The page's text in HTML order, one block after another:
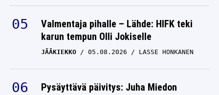
Valmentaja pihalle – Lähde: HIFK teki
karun tempun Olli Jokiselle
JÄÄKIEKKO 05.08.2026 LASSE HONKANEN
Pysäyttävä päivitys: Juha Miedon